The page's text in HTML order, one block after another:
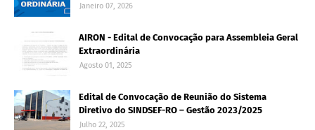
Janeiro 07, 2026
AIRON - Edital de Convocação para Assembleia Geral
Extraordinária
Agosto 01, 2025
Edital de Convocação de Reunião do Sistema
Diretivo do SINDSEF-RO – Gestão 2023/2025
Julho 22, 2025